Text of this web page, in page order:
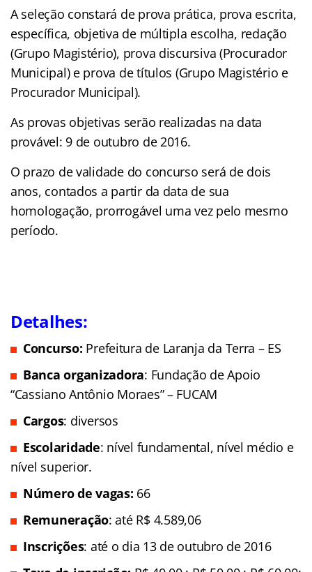
A seleção constará de prova prática, prova escrita,
específica, objetiva de múltipla escolha, redação
(Grupo Magistério), prova discursiva (Procurador
Municipal) e prova de títulos (Grupo Magistério e
Procurador Municipal).
As provas objetivas serão realizadas na data
provável: 9 de outubro de 2016.
O prazo de validade do concurso será de dois
anos, contados a partir da data de sua
homologação, prorrogável uma vez pelo mesmo
período.
Detalhes:
Concurso: Prefeitura de Laranja da Terra – ES
Banca organizadora: Fundação de Apoio
“Cassiano Antônio Moraes” – FUCAM
Cargos: diversos
Escolaridade: nível fundamental, nível médio e
nível superior.
Número de vagas: 66
Remuneração: até R$ 4.589,06
Inscrições: até o dia 13 de outubro de 2016